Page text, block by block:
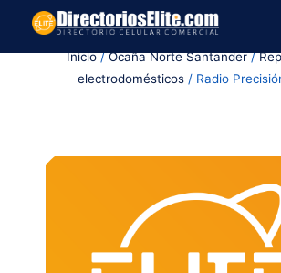
Inicio/Ocaña Norte Santander/
electrodomésticos / Radio